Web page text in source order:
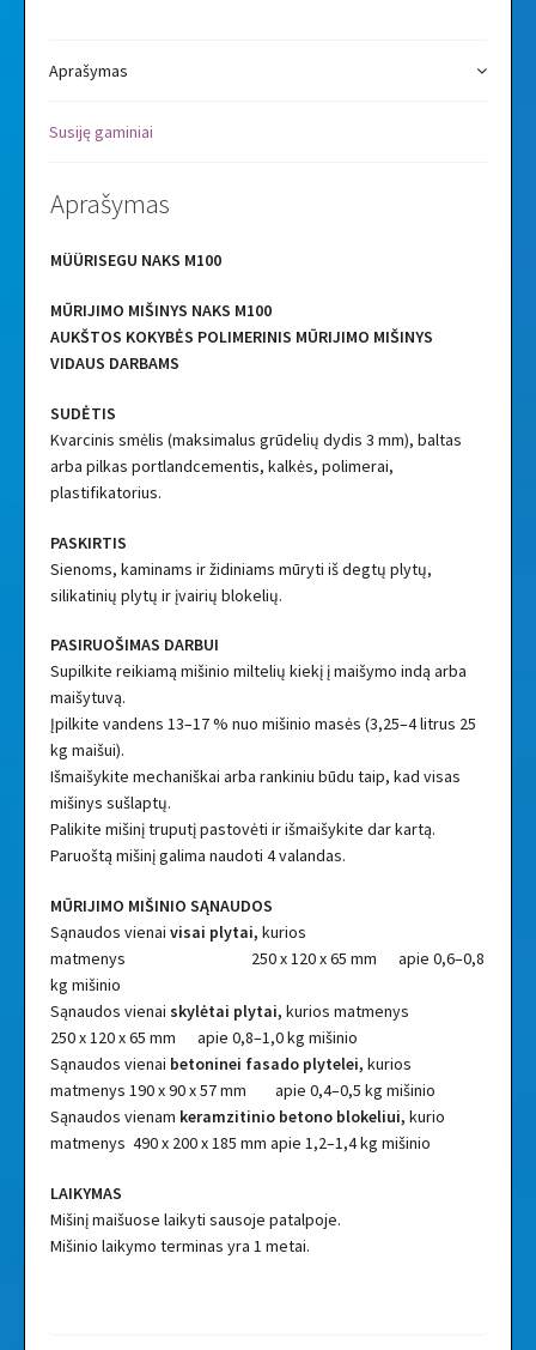
Aprašymas
Susiję gaminiai
Aprašymas
MÜÜRISEGU NAKS M100
MŪRIJIMO MIŠINYS NAKS M100
AUKŠTOS KOKYBĖS POLIMERINIS MŪRIJIMO MIŠINYS
VIDAUS DARBAMS
SUDĖTIS
Kvarcinis smėlis (maksimalus grūdelių dydis 3 mm), baltas
arba pilkas portlandcementis, kalkės, polimerai,
plastifikatorius.
PASKIRTIS
Sienoms, kaminams ir židiniams mūryti iš degtų plytų,
silikatinių plytų ir įvairių blokelių.
PASIRUOŠIMAS DARBUI
Supilkite reikiamą mišinio miltelių kiekį į maišymo indą arba
maišytuvą.
Įpilkite vandens 13–17 % nuo mišinio masės (3,25–4 litrus 25
kg maišui).
Išmaišykite mechaniškai arba rankiniu būdu taip, kad visas
mišinys sušlaptų.
Palikite mišinį truputį pastovėti ir išmaišykite dar kartą.
Paruoštą mišinį galima naudoti 4 valandas.
MŪRIJIMO MIŠINIO SĄNAUDOS
Sąnaudos vienai visai plytai, kurios
matmenys 250 x 120 x 65 mm apie 0,6–0,8
kg mišinio
Sąnaudos vienai skylėtai plytai, kurios matmenys
250 x 120 x 65 mm apie 0,8–1,0 kg mišinio
Sąnaudos vienai betoninei fasado plytelei, kurios
matmenys 190 x 90 x 57 mm apie 0,4–0,5 kg mišinio
Sąnaudos vienam keramzitinio betono blokeliui, kurio
matmenys 490 x 200 x 185 mm apie 1,2–1,4 kg mišinio
LAIKYMAS
Mišinį maišuose laikyti sausoje patalpoje.
Mišinio laikymo terminas yra 1 metai.